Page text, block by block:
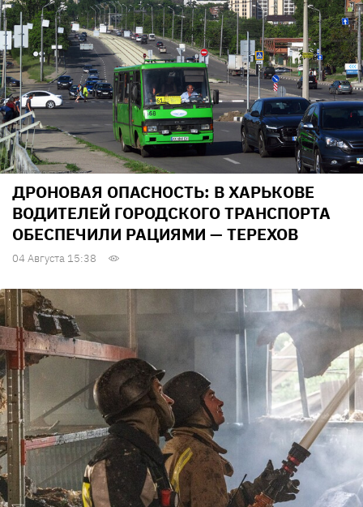
ДРОНОВАЯ ОПАСНОСТЬ: В ХАРЬКОВЕ
ВОДИТЕЛЕЙ ГОРОДСКОГО ТРАНСПОРТА
ОБЕСПЕЧИЛИ РАЦИЯМИ — ТЕРЕХОВ
04 Августа 15:38